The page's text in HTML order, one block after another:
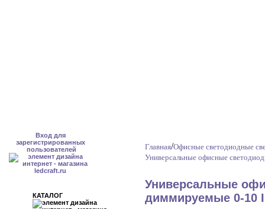
Вход для
зарегистрированных
пользователей
КАТАЛОГ
Главная/Офисные светодиодные
Универсальные офисные
Универсальные
диммируемые 0-10